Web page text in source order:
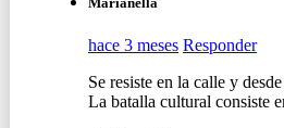
hace 3 meses Responder
Se resiste en la calle y
La batalla cultural consiste